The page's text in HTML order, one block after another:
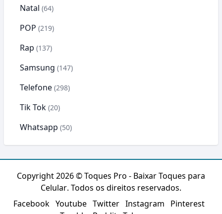
Natal (64)
POP (219)
Rap (137)
Samsung (147)
Telefone (298)
Tik Tok (20)
Whatsapp (50)
Copyright 2026 ©Toques Pro - Baixar Toques para
Celular. Todos os direitos reservados.
Facebook Youtube Twitter Instagram
Pinterest